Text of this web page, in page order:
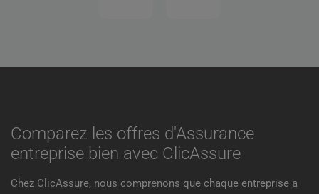
Comparez les offres d'Assurance
entreprise bien avec ClicAssure
Chez ClicAssure, nous comprenons que chaque entreprise a